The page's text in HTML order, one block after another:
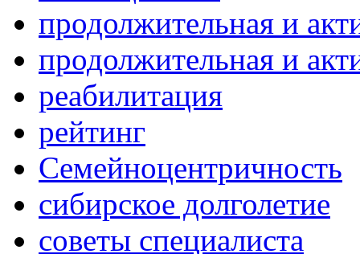
продолжительная и
продолжительная и
реабилитация
рейтинг
Семейноцентричность
сибирское долголетие
советы специалиста